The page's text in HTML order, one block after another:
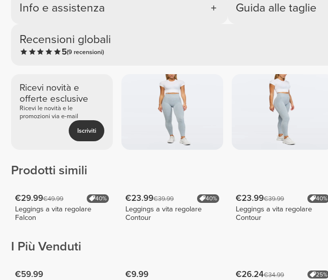
Info e assistenza
Recensioni globali
5(9 recensioni)
Guida alle taglie
Ricevi novità e
offerte esclusive
Ricevi le novità e le
promozioni via e-mail
Iscriviti
Prodotti simili
€29.99€49.99 40%
Leggings a vita regolare
Falcon
€23.99€39.99 40%
Leggings a vita regolare
Contour
€23.99€39.99 40%
Leggings a vita regolare
Contour
I Più Venduti
€59.99 €9.99 €26.24€34.99 25%